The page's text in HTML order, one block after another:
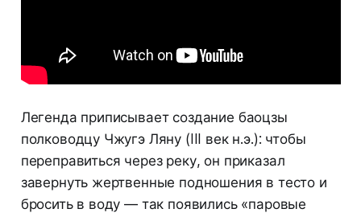
Легенда приписывает создание баоцзы
полководцу Чжугэ Ляну (III век н.э.): чтобы
переправиться через реку, он приказал
завернуть жертвенные подношения в тесто и
бросить в воду — так появились «паровые